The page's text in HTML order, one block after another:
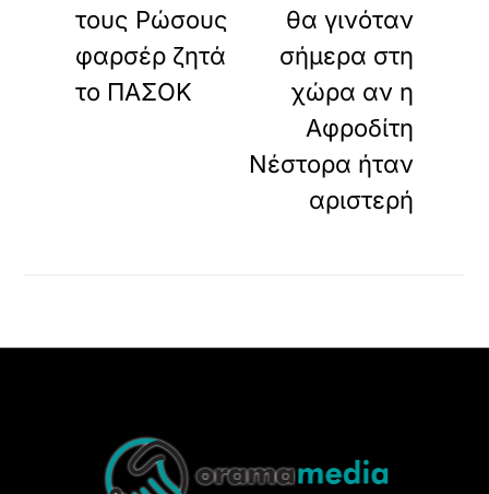
τους Ρώσους
φαρσέρ ζητά
το ΠΑΣΟΚ
θα γινόταν
σήμερα στη
χώρα αν η
Αφροδίτη
Νέστορα ήταν
αριστερή
Top